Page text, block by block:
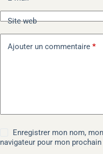
Site web
Ajouter un commentaire *
Enregistrer mon nom,
navigateur pour mon
t
i